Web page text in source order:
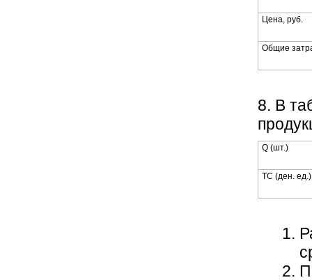
Цена, руб.
Общие
8. В
Q (шт.)
ТС (ден. ед.)